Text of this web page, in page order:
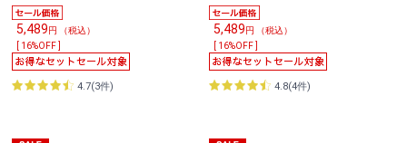
5,489円 （税込）
[ 16%OFF ]
4.7(3件)
5,489円 （税込）
[ 16%OFF ]
4.8(4件)